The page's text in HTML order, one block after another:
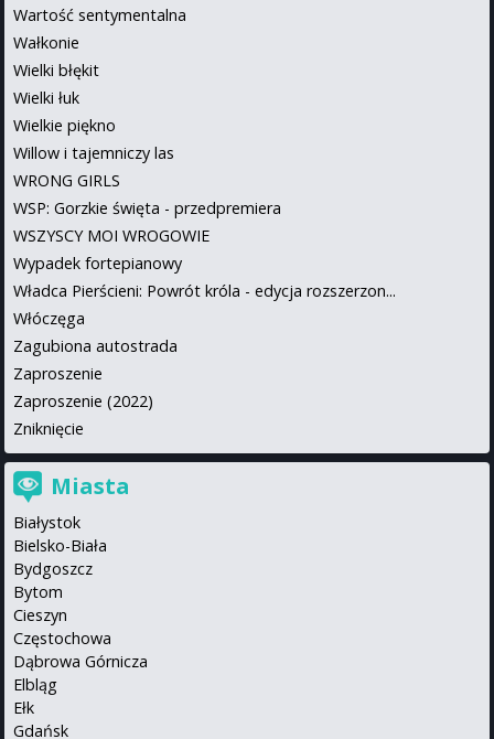
Wartość sentymentalna
Wałkonie
Wielki błękit
Wielki łuk
Wielkie piękno
Willow i tajemniczy las
WRONG GIRLS
WSP: Gorzkie święta - przedpremiera
WSZYSCY MOI WROGOWIE
Wypadek fortepianowy
Władca Pierścieni: Powrót króla - edycja rozszerzon...
Włóczęga
Zagubiona autostrada
Zaproszenie
Zaproszenie (2022)
Zniknięcie
Miasta
Białystok
Bielsko-Biała
Bydgoszcz
Bytom
Cieszyn
Częstochowa
Dąbrowa Górnicza
Elbląg
Ełk
Gdańsk